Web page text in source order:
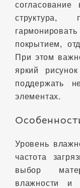
структура,
покрытием,
При этом
яркий
поддержать
элементах.
Уровень
частота
выбор
влажности и